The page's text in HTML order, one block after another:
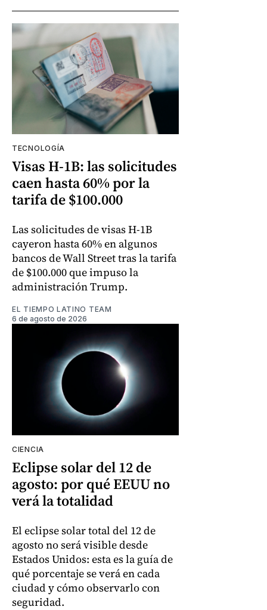
TECNOLOGÍA
Visas H-1B: las solicitudes
caen hasta 60% por la
tarifa de $100.000
Las solicitudes de visas H-1B
cayeron hasta 60% en algunos
bancos de Wall Street tras la tarifa
de $100.000 que impuso la
administración Trump.
EL TIEMPO LATINO TEAM
6 de agosto de 2026
CIENCIA
Eclipse solar del 12 de
agosto: por qué EEUU no
verá la totalidad
El eclipse solar total del 12 de
agosto no será visible desde
Estados Unidos: esta es la guía de
qué porcentaje se verá en cada
ciudad y cómo observarlo con
seguridad.